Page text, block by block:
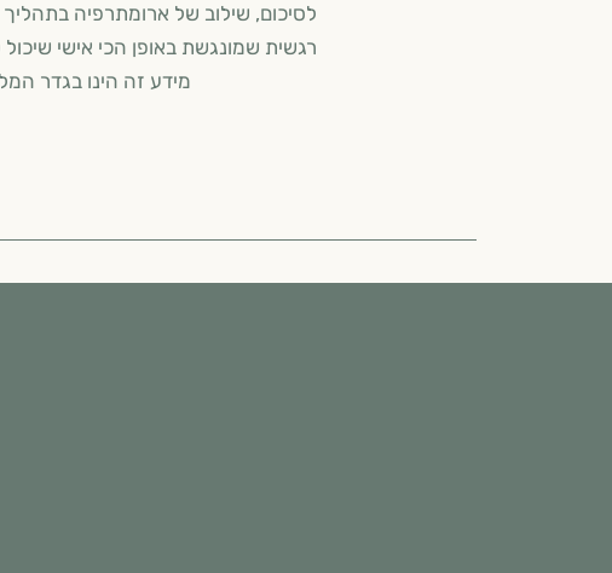
לסיכום, שילוב של ארומתרפיה
רגשית שמונגשת באופן הכי אישי שיכול
מידע זה הינו בגדר המלצה